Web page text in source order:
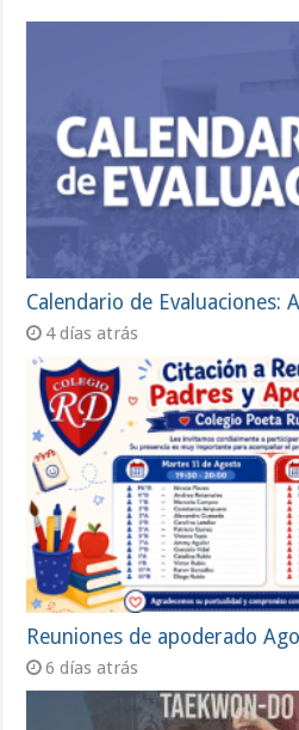
Calendario de Evaluaciones:
4 días atrás
Reuniones de apoderado
6 días atrás